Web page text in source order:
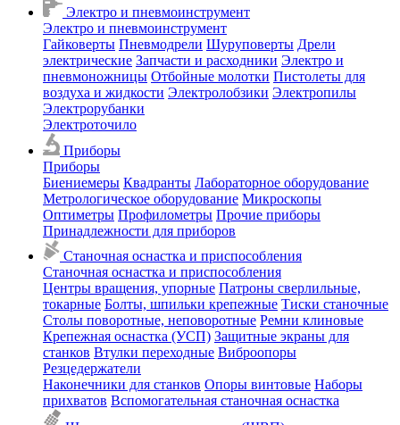
Электро и пневмоинструмент
Электро и пневмоинструмент
Гайковерты Пневмодрели Шуруповерты Дрели
электрические Запчасти и расходники Электро и
пневмоножницы Отбойные молотки Пистолеты для
воздуха и жидкости Электролобзики Электропилы
Электрорубанки
Электроточило
Приборы
Приборы
Биениемеры Квадранты Лабораторное оборудование
Метрологическое оборудование Микроскопы
Оптиметры Профилометры Прочие приборы
Принадлежности для приборов
Станочная оснастка и приспособления
Станочная оснастка и приспособления
Центры вращения, упорные Патроны сверлильные,
токарные Болты, шпильки крепежные Тиски станочные
Столы поворотные, неповоротные Ремни клиновые
Крепежная оснастка (УСП) Защитные экраны для
станков Втулки переходные Виброопоры
Резцедержатели
Наконечники для станков Опоры винтовые Наборы
прихватов Вспомогательная станочная оснастка